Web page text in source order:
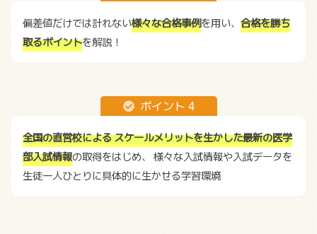
偏差値だけでは計れない様々な合格事例を用い、 合格を勝ち
取るポイントを解説！
ポイント 4
全国の直営校によるスケールメリットを生かした最新の医学
部入試情報の取得をはじめ、
様々な入試情報や入試データを
生徒一人ひとりに具体的に生かせる学習環境